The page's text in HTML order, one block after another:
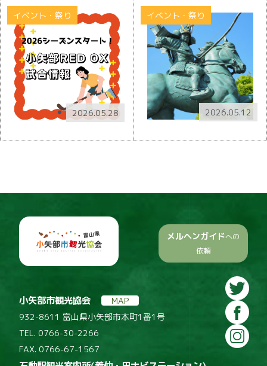
イベント・祭り
2026.05.28
イベント・祭り
2026.05.12
メルヘンガイドへの
依頼
小矢部市観光協会
MAP
932-8611 富山県小矢部市本町1番1号
TEL. 0766-30-2266
FAX. 0766-67-1567